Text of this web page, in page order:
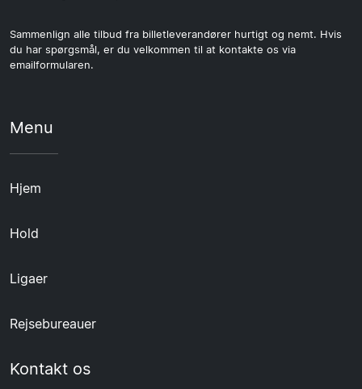
Sammenlign alle tilbud fra billetleverandører hurtigt og nemt. Hvis
du har spørgsmål, er du velkommen til at kontakte os via
emailformularen.
Menu
Hjem
Hold
Ligaer
Rejsebureauer
Kontakt os